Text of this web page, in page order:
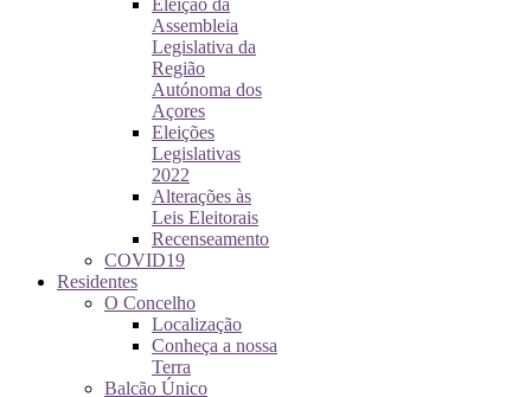
Eleição da
Assembleia
Legislativa da
Região
Autónoma dos
Açores
Eleições
Legislativas
2022
Alterações às
Leis Eleitorais
Recenseamento
COVID19
Residentes
O Concelho
Localização
Conheça a nossa
Terra
Balcão Único